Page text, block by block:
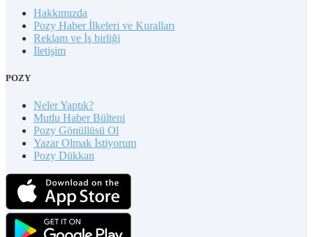
Hakkımızda
Pozy Haber İlkeleri ve Kuralları
Reklam ve İş birliği
İletişim
POZY
Neler Yaptık?
Mutlu Haber Bülteni
Pozy Gönüllüsü Ol
Yazar Olmak İstiyorum
Pozy Dükkan